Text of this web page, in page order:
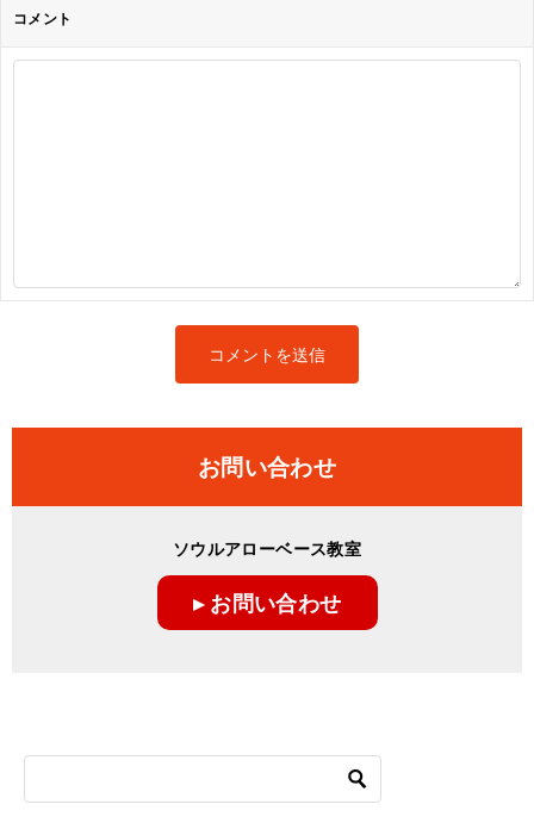
コメント
お問い合わせ
ソウルアローベース教室
▸ お問い合わせ